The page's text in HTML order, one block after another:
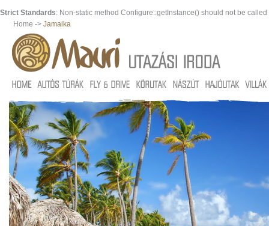
Strict Standards: Non-static method Configure::getInstance() should not be
Home -> Jamaika